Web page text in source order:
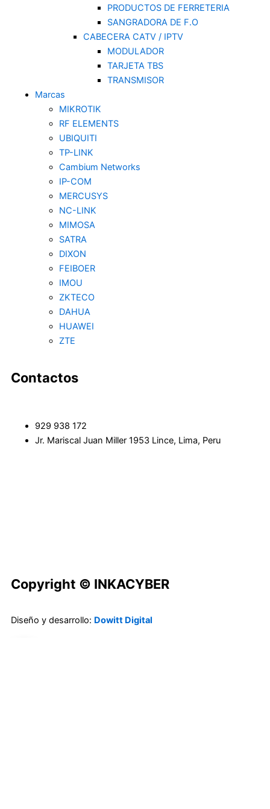
PRODUCTOS DE FERRETERIA
SANGRADORA DE F.O
CABECERA CATV / IPTV
MODULADOR
TARJETA TBS
TRANSMISOR
Marcas
MIKROTIK
RF ELEMENTS
UBIQUITI
TP-LINK
Cambium Networks
IP-COM
MERCUSYS
NC-LINK
MIMOSA
SATRA
DIXON
FEIBOER
IMOU
ZKTECO
DAHUA
HUAWEI
ZTE
Contactos
929 938 172
Jr. Mariscal Juan Miller 1953 Lince, Lima, Peru
Copyright © INKACYBER
Diseño y desarrollo: Dowitt Digital